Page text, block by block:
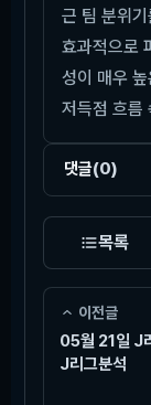
근 팀 분위
효과적으로
성이 매우
저득점 흐름
댓글(0)
목록
이전글
05월 21일 J
J리그분석